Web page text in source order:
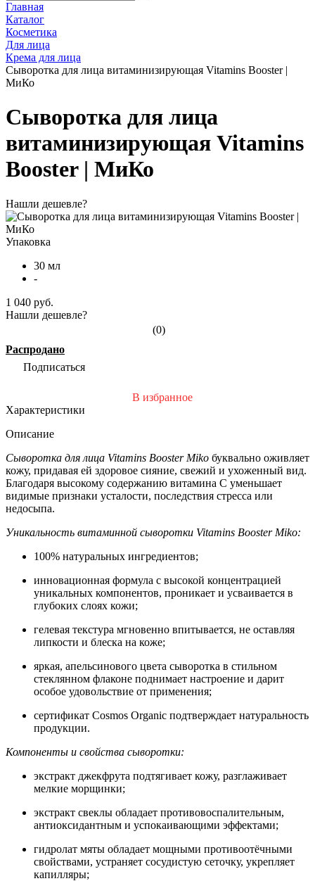
Главная
Каталог
Косметика
Для лица
Крема для лица
Сыворотка для лица витаминизирующая Vitamins Booster |
МиКо
Сыворотка для лица
витаминизирующая Vitamins
Booster | МиКо
Нашли дешевле?
Упаковка
30 мл
-
1 040 руб.
Нашли дешевле?
(0)
Распродано
Подписаться
В избранное
Характеристики
Описание
Сыворотка для лица Vitamins Booster Miko буквально оживляет
кожу, придавая ей здоровое сияние, свежий и ухоженный вид.
Благодаря высокому содержанию витамина С уменьшает
видимые признаки усталости, последствия стресса или
недосыпа.
Уникальность витаминной сыворотки Vitamins Booster Miko:
100% натуральных ингредиентов;
инновационная формула с высокой концентрацией
уникальных компонентов, проникает и усваивается в
глубоких слоях кожи;
гелевая текстура мгновенно впитывается, не оставляя
липкости и блеска на коже;
яркая, апельсинового цвета сыворотка в стильном
стеклянном флаконе поднимает настроение и дарит
особое удовольствие от применения;
сертификат Cosmos Organic подтверждает натуральность
продукции.
Компоненты и свойства сыворотки:
экстракт джекфрута подтягивает кожу, разглаживает
мелкие морщинки;
экстракт свеклы обладает противовоспалительным,
антиоксидантным и успокаивающими эффектами;
гидролат мяты обладает мощными противоотёчными
свойствами, устраняет сосудистую сеточку, укрепляет
капилляры;